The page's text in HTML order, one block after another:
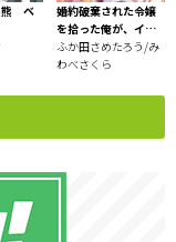
ベ
婚約破棄された令嬢
を拾った俺が、イケ
ナイことを教え込む
～美味しいものを食
させて、世界一幸せ
ふか田さめたろう/み
わべさくら